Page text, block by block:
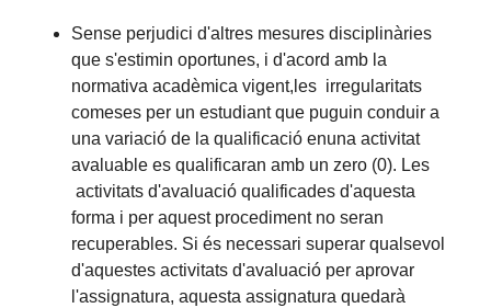
Sense perjudici d'altres mesures disciplinàries
que s'estimin oportunes, i d'acord amb la
normativa acadèmica vigent,les irregularitats
comeses per un estudiant que puguin conduir a
una variació de la qualificació enuna activitat
avaluable es qualificaran amb un zero (0). Les
activitats d'avaluació qualificades d'aquesta
forma i per aquest procediment no seran
recuperables. Si és necessari superar qualsevol
d'aquestes activitats d'avaluació per aprovar
l'assignatura, aquesta assignatura quedarà